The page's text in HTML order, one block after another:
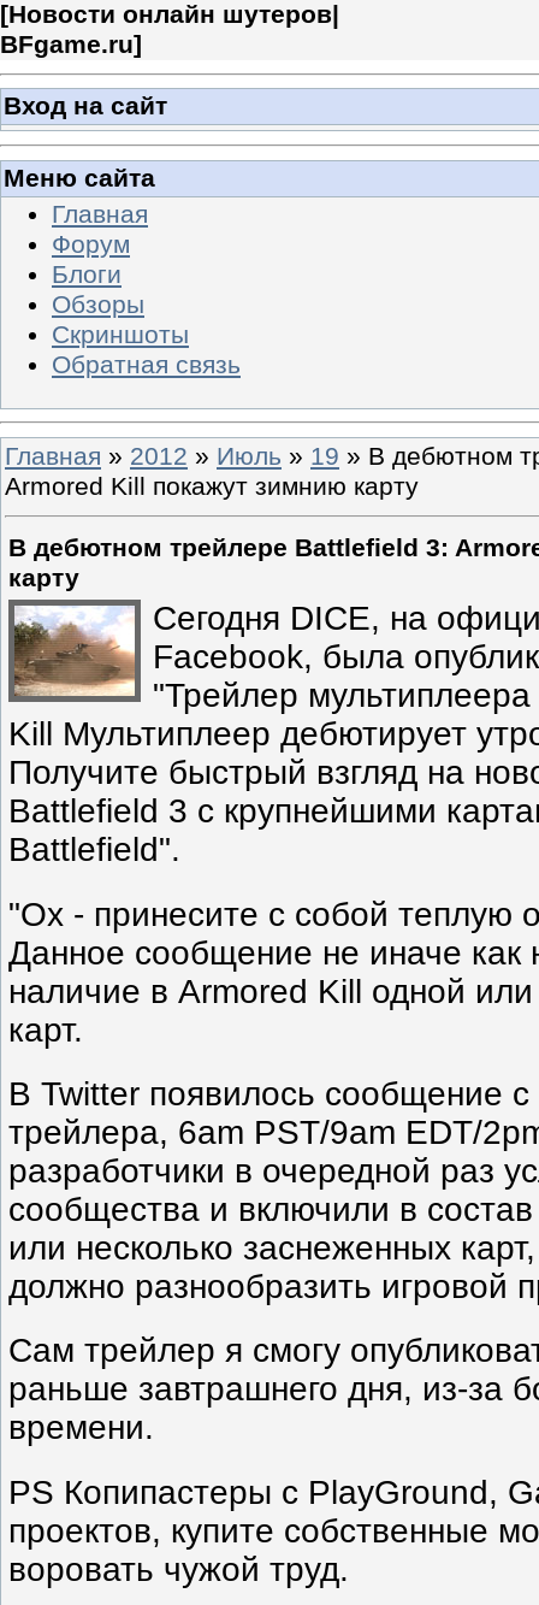
[Новости онлайн шутеров|
BFgame.ru]
Вход на сайт
Меню сайта
Главная
Форум
Блоги
Обзоры
Скриншоты
Обратная связь
Главная » 2012 » Июль » 19 » В дебютном
Armored Kill покажут зимнию карту
В дебютном трейлере Battlefield 3:
карту
Сегодня DICE, на
Facebook, была
"Трейлер
Kill Мультиплеер дебютирует
Получите быстрый взгляд на
Battlefield 3 с крупнейшими
Battlefield".
"Ох - принесите с собой теплую
Данное сообщение не иначе как
наличие в Armored Kill одной или
карт.
В Twitter появилось сообщение
трейлера, 6am PST/9am EDT/
разработчики в очередной раз
сообщества и включили в
или несколько заснеженных
должно разнообразить игровой
Сам трейлер я смогу
раньше завтрашнего дня, из-за
времени.
PS Копипастеры с PlayGround,
проектов, купите собственные
воровать чужой труд.